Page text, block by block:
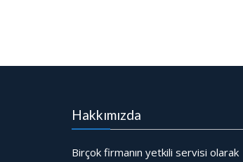
Hakkımızda
Birçok firmanın yetkili servisi olarak